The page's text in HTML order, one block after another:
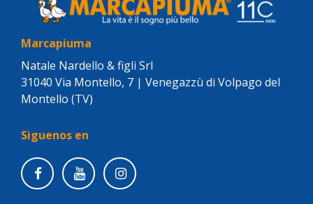
Marcapiuma
Natale Nardello & figli Srl
31040 Via Montello, 7 | Venegazzù di Volpago del
Montello (TV)
Siguenos en